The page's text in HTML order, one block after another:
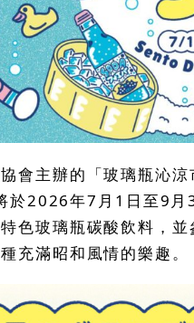
會主辦的「玻璃瓶沁
於2026年7月1日至9月
色玻璃瓶碳酸飲料，
充滿昭和風情的樂趣。